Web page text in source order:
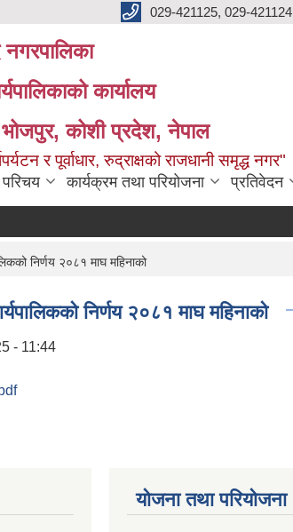
029-421125, 029-421124
कार्यालय
कोशी प्रदेश, नेपाल
र पूर्वाधार, रुद्राक्षको राजधानी समृद्ध नगर"
परिचय कार्यक्रम तथा परियोजना प्रतिवेदन
निर्णय २०८१ माघ महिनाको
निर्णय २०८१ माघ महिनाको
- 11:44
योजना तथा परियोजना